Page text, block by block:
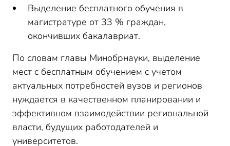
Выделение бесплатного обучения в
магистратуре от 33 % граждан,
окончивших бакалавриат.
По словам главы Минобрнауки, выделение
мест с бесплатным обучением с учетом
актуальных потребностей вузов и регионов
нуждается в качественном планировании и
эффективном взаимодействии региональной
власти, будущих работодателей и
университетов.